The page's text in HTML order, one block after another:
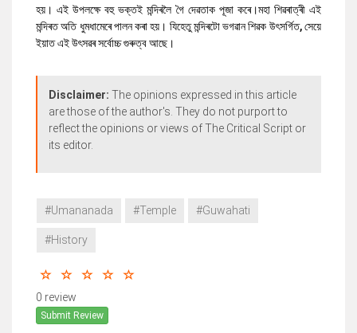
হয়। এই উপলক্ষে বহু ভক্তই মন্দিৰলৈ গৈ দেৱতাক পূজা কৰে।মহা শিৱৰাত্ৰী এই
মন্দিৰত অতি ধুমধামেৰে পালন কৰা হয়। যিহেতু মন্দিৰটো ভগৱান শিৱক উৎসৰ্গিত,সেয়ে
ইয়াত এই উৎসৱৰ সৰ্বোচ্চ গুৰুত্ব আছে।
Disclaimer: The opinions expressed in this article
are those of the author's. They do not purport to
reflect the opinions or views of The Critical Script or
its editor.
#Umananada #Temple #Guwahati
#History
0 review
Submit Review